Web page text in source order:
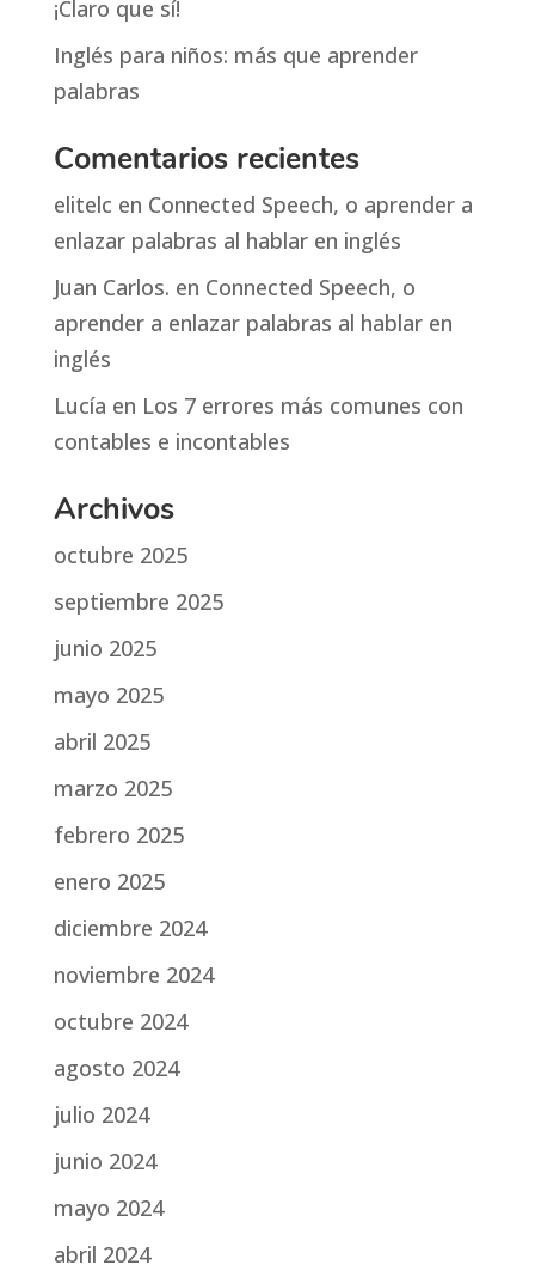
¡Claro que sí!
Inglés para niños: más que aprender
palabras
Comentarios recientes
elitelc en Connected Speech, o aprender a
enlazar palabras al hablar en inglés
Juan Carlos. en Connected Speech, o
aprender a enlazar palabras al hablar en
inglés
Lucía en Los 7 errores más comunes con
contables e incontables
Archivos
octubre 2025
septiembre 2025
junio 2025
mayo 2025
abril 2025
marzo 2025
febrero 2025
enero 2025
diciembre 2024
noviembre 2024
octubre 2024
agosto 2024
julio 2024
junio 2024
mayo 2024
abril 2024